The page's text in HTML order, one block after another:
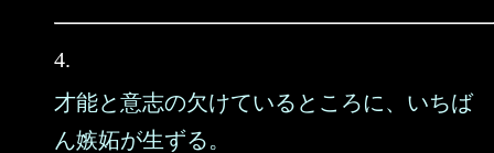
4.
才能と意志の欠けているところに、いちば
ん嫉妬が生ずる。